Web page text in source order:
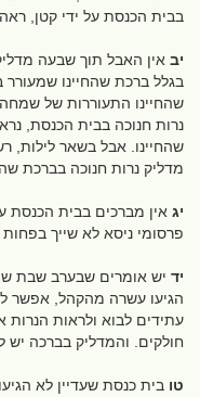
בבית הכנסת על ידי קטן,
יב אין האבל תוך שבעה
בגלל ברכת שהחיינו
שהחיינו התעוררות של
נרות חנוכה בבית הכנסת,
שהחיינו. אבל בשאר לילות,
מדליק נרות חנוכה בברכת
יג אין מברכים בבית הכנסת
פרסומי ניסא לא שייך
יד יש אומרים שבערב שבת
הגיעו עשרה מהקהל, אפשר
עתידים לבוא ולראות הנרות
חולקים. והמדליק בברכה יש
טו בית כנסת שעדיין לא